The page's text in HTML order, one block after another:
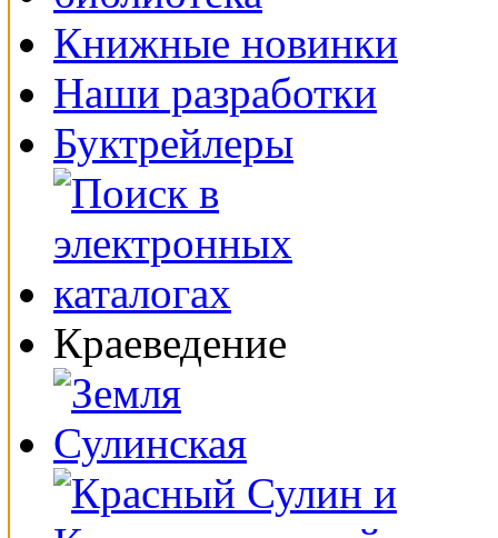
Книжные новинки
Наши разработки
Буктрейлеры
Краеведение